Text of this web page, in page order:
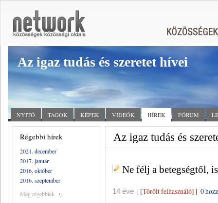
Az igaz tudás és szeretet hívei
NYITÓ TAGOK KÉPEK VIDEÓK HÍREK FÓRUM
Régebbi hírek
2021. december
2017. január
2016. október
2016. szeptember
Még régebbiek
Az igaz tudás és
Ne félj a betegségtől,
14 éve | [Törölt felhasználó] | 0